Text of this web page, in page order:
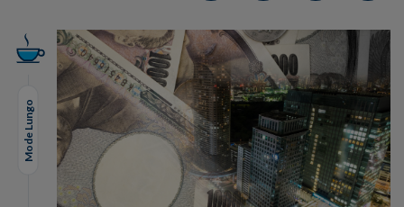
Mode Lungo